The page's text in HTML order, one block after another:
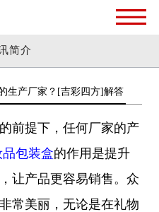
简介
生产厂家？[吉彩四方]解答
前提下，任何厂家的产
包装盒的作用是提升
让产品更容易销售。众
常美丽，无论是在礼物